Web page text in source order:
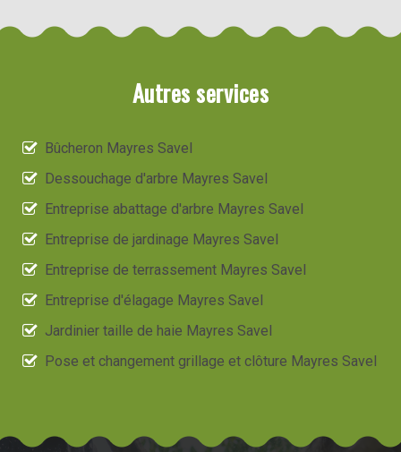
Autres services
Bûcheron Mayres Savel
Dessouchage d'arbre Mayres Savel
Entreprise abattage d'arbre Mayres Savel
Entreprise de jardinage Mayres Savel
Entreprise de terrassement Mayres Savel
Entreprise d'élagage Mayres Savel
Jardinier taille de haie Mayres Savel
Pose et changement grillage et clôture Mayres Savel